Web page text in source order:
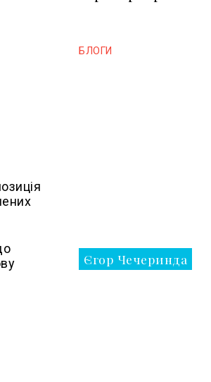
БЛОГИ
Єгор Чечеринда